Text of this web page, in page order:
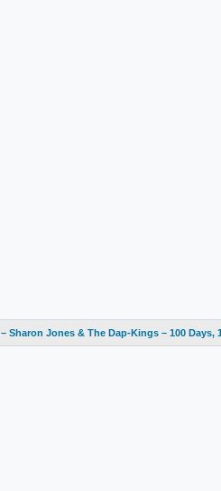
– Sharon Jones & The Dap-Kings – 100 Days,